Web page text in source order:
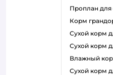
проплан
корм
сухой корм
сухой корм
влажный
сухой корм